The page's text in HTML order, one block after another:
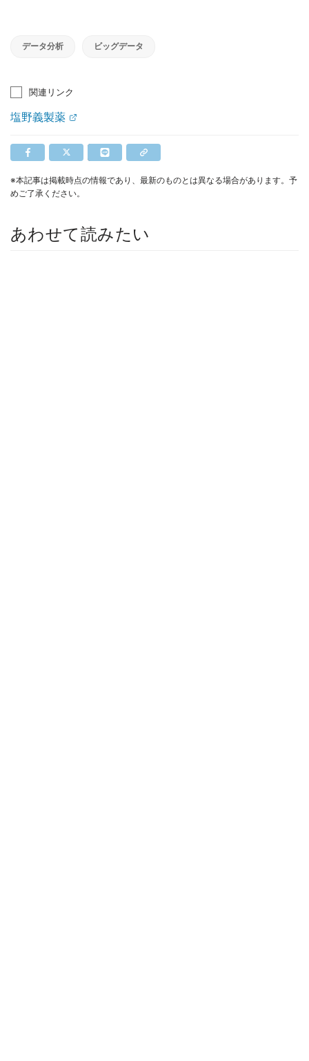
データ分析 ビッグデータ
関連リンク
塩野義製薬
※本記事は掲載時点の情報であり、最新のものとは異なる場合があります。予
めご了承ください。
あわせて読みたい